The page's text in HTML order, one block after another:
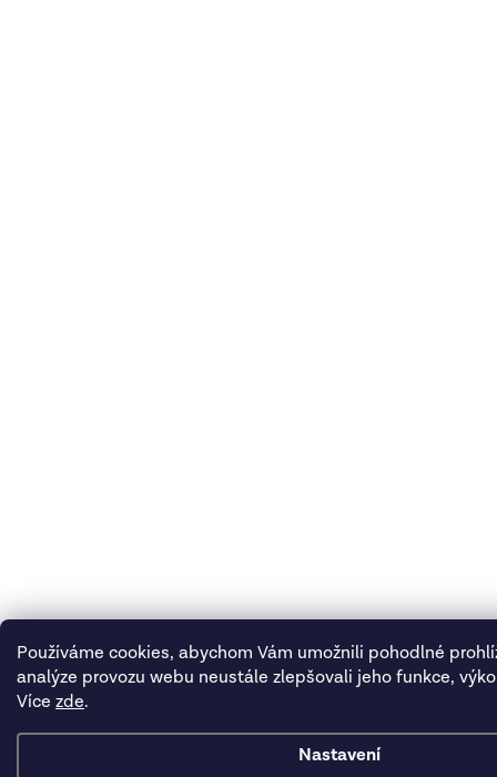
Používáme cookies, abychom Vám umožnili pohodlné
analýze provozu webu neustále zlepšovali jeho funkce,
Více zde.
Nastavení